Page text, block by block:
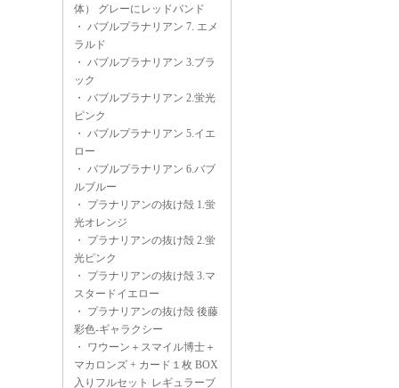
体） グレーにレッドバンド
・ バブルプラナリアン 7. エメ
ラルド
・ バブルプラナリアン 3.ブラ
ック
・ バブルプラナリアン 2.蛍光
ピンク
・ バブルプラナリアン 5.イエ
ロー
・ バブルプラナリアン 6.バブ
ルブルー
・ プラナリアンの抜け殻 1.蛍
光オレンジ
・ プラナリアンの抜け殻 2.蛍
光ピンク
・ プラナリアンの抜け殻 3.マ
スタードイエロー
・ プラナリアンの抜け殻 後藤
彩色-ギャラクシー
・ ワウーン＋スマイル博士＋
マカロンズ + カード１枚 BOX
入りフルセット レギュラーブ